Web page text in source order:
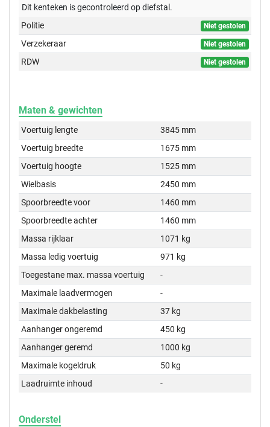
Dit kenteken is gecontroleerd opdiefstal.
Politie
Niet gestolen
Verzekeraar Niet gestolen
RDW Niet gestolen
Maten & gewichten
Voertuig lengte
3845 mm
Voertuig breedte
1675 mm
Voertuig hoogte
1525 mm
Wielbasis
2450 mm
Spoorbreedte voor
1460 mm
Spoorbreedte achter
1460 mm
Massa rijklaar
1071 kg
Massa ledig voertuig
971 kg
Toegestane max. massa voertuig
-
Maximale laadvermogen
-
Maximale dakbelasting
37 kg
Aanhanger ongeremd
450 kg
Aanhanger geremd
1000 kg
Maximale kogeldruk
50 kg
Laadruimte inhoud
-
Onderstel